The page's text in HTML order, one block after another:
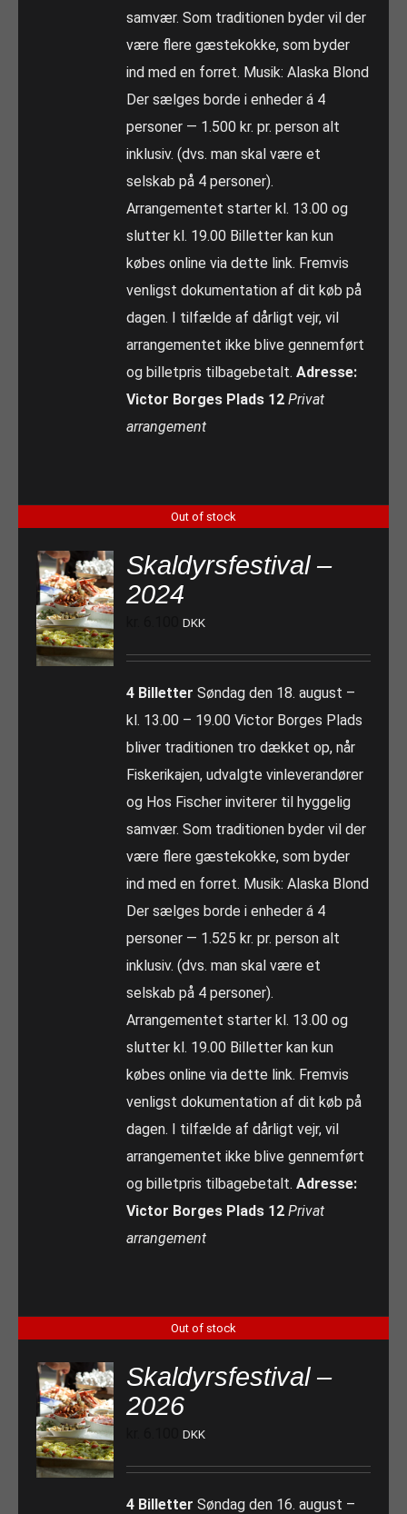
samvær. Som traditionen byder vil der
være flere gæstekokke, som byder
ind med en forret. Musik: Alaska Blond
Der sælges borde i enheder á 4
personer — 1.500 kr. pr. person alt
inklusiv. (dvs. man skal være et
selskab på 4 personer).
Arrangementet starter kl. 13.00 og
slutter kl. 19.00 Billetter kan kun
købes online via dette link. Fremvis
venligst dokumentation af dit køb på
dagen. I tilfælde af dårligt vejr, vil
arrangementet ikke blive gennemført
og billetpris tilbagebetalt.Adresse:
Victor Borges Plads 12 Privat
arrangement
Out of stock
Skaldyrsfestival –
2024
DKK
4 Billetter Søndag den 18. august –
kl. 13.00 – 19.00 Victor Borges Plads
bliver traditionen tro dækket op, når
Fiskerikajen, udvalgte vinleverandører
og Hos Fischer inviterer til hyggelig
samvær. Som traditionen byder vil der
være flere gæstekokke, som byder
ind med en forret. Musik: Alaska Blond
Der sælges borde i enheder á 4
personer — 1.525 kr. pr. person alt
inklusiv. (dvs. man skal være et
selskab på 4 personer).
Arrangementet starter kl. 13.00 og
slutter kl. 19.00 Billetter kan kun
købes online via dette link. Fremvis
venligst dokumentation af dit køb på
dagen. I tilfælde af dårligt vejr, vil
arrangementet ikke blive gennemført
og billetpris tilbagebetalt.Adresse:
Victor Borges Plads 12 Privat
arrangement
Out of stock
Skaldyrsfestival –
2026
DKK
4 Billetter Søndag den 16. august –